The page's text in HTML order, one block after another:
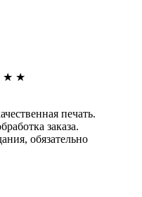
★ ★
печать.
заказа.
обязательно